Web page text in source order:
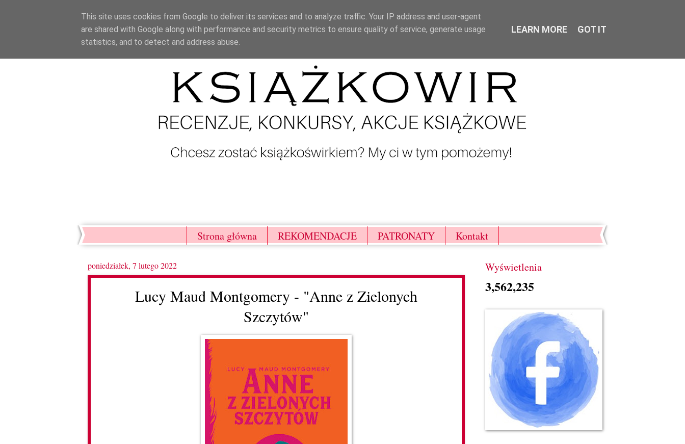
Strona główna REKOMENDACJE PATRONATY Kontakt
poniedziałek, 7 lutego 2022
Lucy Maud Montgomery - "Anne z Zielonych
Szczytów"
Wyświetlenia
3,562,235
This site uses cookies from Google to deliver its services and to analyze traffic. Your IP address and user-agent
are shared with Google along with performance and security metrics to ensure quality of service, generate usage
statistics, and to detect and address abuse.
LEARN MORE GOT IT